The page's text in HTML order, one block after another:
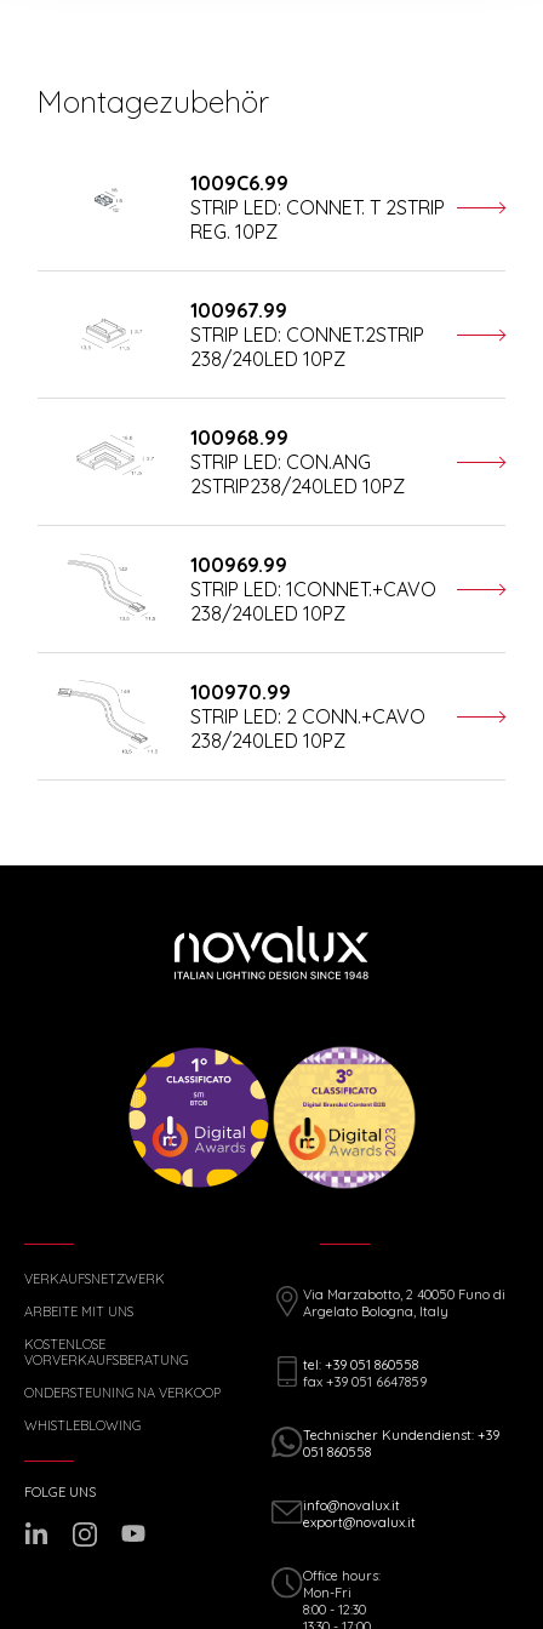
Montagezubehör
1009C6.99
STRIP LED: CONNET. T 2STRIP
REG. 10PZ
100967.99
STRIP LED: CONNET.2STRIP
238/240LED 10PZ
100968.99
STRIP LED: CON.ANG
2STRIP238/240LED 10PZ
100969.99
STRIP LED: 1CONNET.+CAVO
238/240LED 10PZ
100970.99
STRIP LED: 2 CONN.+CAVO
238/240LED 10PZ
VERKAUFSNETZWERK
ARBEITE MIT UNS
KOSTENLOSE
VORVERKAUFSBERATUNG
ONDERSTEUNING NA VERKOOP
WHISTLEBLOWING
Via Marzabotto, 2 40050 Funo di
Argelato Bologna, Italy
tel: +39 051 860558
fax +39 051 6647859
Technischer Kundendienst: +39
051 860558
info@novalux.it
export@novalux.it
Office hours:
Mon-Fri
8:00 - 12:30
FOLGE UNS